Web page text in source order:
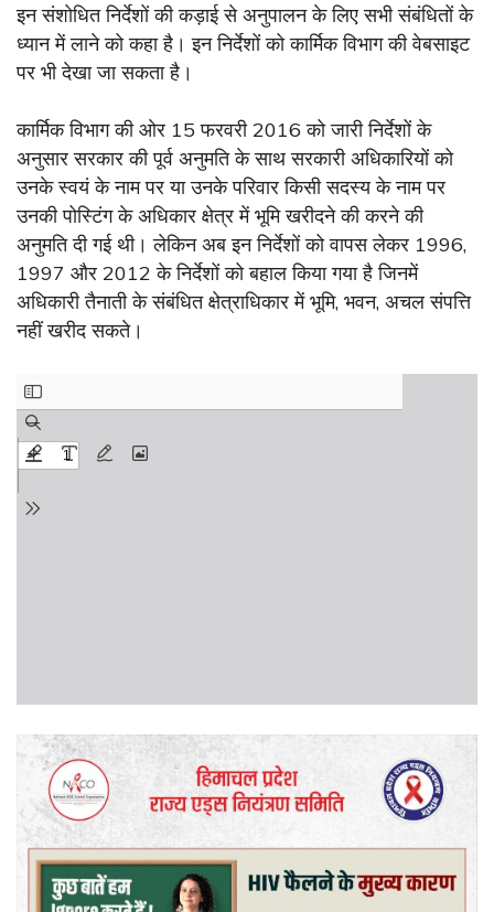
इन संशोधित निर्देशों की कड़ाई से अनुपालन के लिए सभी संबंधितों के
ध्यान में लाने को कहा है। इन निर्देशों को कार्मिक विभाग की वेबसाइट
पर भी देखा जा सकता है।
कार्मिक विभाग की ओर 15 फरवरी 2016 को जारी निर्देशों के
अनुसार सरकार की पूर्व अनुमति के साथ सरकारी अधिकारियों को
उनके स्वयं के नाम पर या उनके परिवार किसी सदस्य के नाम पर
उनकी पोस्टिंग के अधिकार क्षेत्र में भूमि खरीदने की करने की
अनुमति दी गई थी। लेकिन अब इन निर्देशों को वापस लेकर 1996,
1997 और 2012 के निर्देशों को बहाल किया गया है जिनमें
अधिकारी तैनाती के संबंधित क्षेत्राधिकार में भूमि, भवन, अचल संपत्ति
नहीं खरीद सकते।